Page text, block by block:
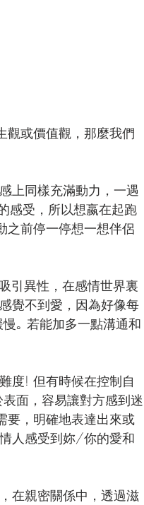
上同樣充滿動力，一遇
感受，所以想嬴在起跑
之前停一停想一想伴侶
引異性，在感情世界裏
覺不到愛，因為好像每
｡ 若能加多一點溝通和
度! 但有時候在控制自
面，容易讓對方感到迷
要，明確地表達出來或
人感受到妳/你的愛和
在親密關係中，透過滋